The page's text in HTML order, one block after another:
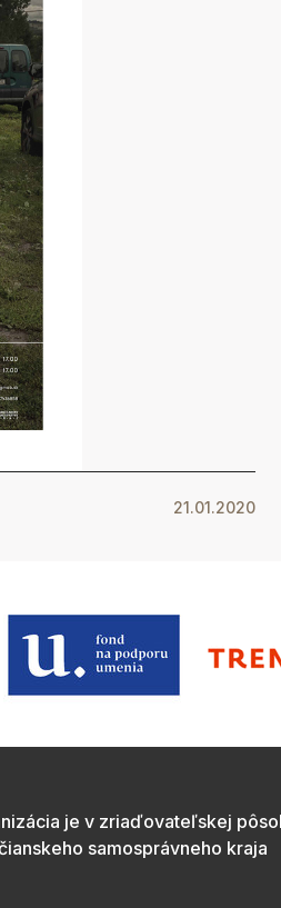
21.01.2020
je v zriaďovateľskej
samosprávneho kraja